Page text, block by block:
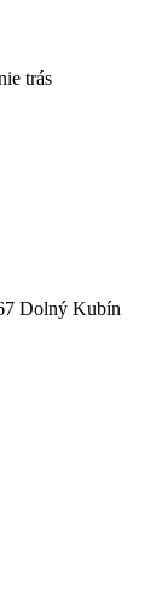
trás
Dolný Kubín